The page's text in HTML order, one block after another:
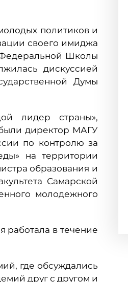
политиков и
своего имиджа
Школы
дискуссией
Думы
лидер страны»,
директор МАГУ
по контролю за
на территории
образования и
Самарской
молодежного
работала в течение
где обсуждались
друг с другом и